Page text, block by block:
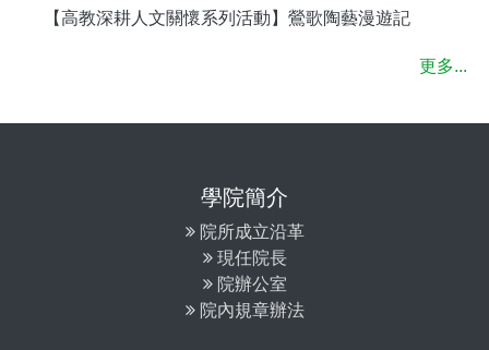
【高教深耕人文關懷系列活動】鶯歌陶藝漫遊記
更多...
學院簡介
院所成立沿革
現任院長
院辦公室
院內規章辦法